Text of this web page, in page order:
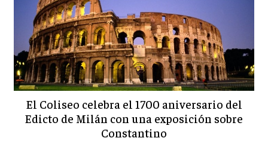
El Coliseo celebra el 1700 aniversario del
Edicto de Milán con una exposición sobre
Constantino